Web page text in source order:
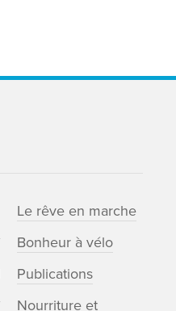
Le rêve en marche
Bonheur à vélo
Publications
Nourriture et